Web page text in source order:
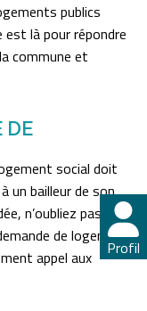
Profil
publics
est là pour répondre
commune et
DE
social doit
un bailleur de son
n’oubliez pas de
de logement.
appel aux
Profil